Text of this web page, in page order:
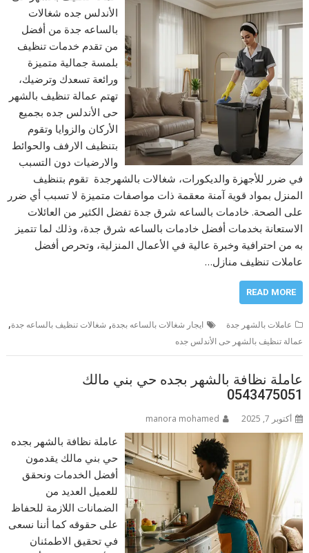
الأندلس جده شغالات
بالساعه جدة من أفضل
من تقدم خدمات تنظيف
بلمسة جمالية متميزة
ورائعة تسعدك وترضيك،
تهتم عمالة تنظيف بالشهر
حى الأندلس جده بجميع
الأركان والزوايا وتقوم
بتنظيف الارفف والحوائط
والارضيات دون التسبب
في ضرر للأجهزة والديكورات، شغالات بالشهرجدة تقوم بتنظيف
المنزل بمواد قوية آمنة معقمة ذات مواصفات متميزة لا تسبب أي ضرر
على الصحة. خادمات بالساعه شرق جدة تفضل الكثير من العائلات
الاستعانة بخدمات أفضل خادمات بالساعه شرق جدة، وذلك لما تتميز
به من احترافية وخبرة عالية في الأعمال المنزلية، وتحرص أفضل
عاملات تنظيف منازل…
READ MORE
عاملات بالشهر جدة ايجار شغالات بالساعه بجدة, شغالات تنظيف بالساعه جدة,
عمالة تنظيف بالشهر حى الأندلس جده
عاملة نظافة بالشهر بجده حي بني مالك
0543475051
أكتوبر 7, 2025 manora mohamed
عاملة نظافة بالشهر بجده
حي بني مالك يقدمون
أفضل الخدمات ونحقق
للعميل العديد من
الضمانات اللازمة للحفاظ
على حقوقه كما أننا نسعى
في تحقيق الاطمئنان